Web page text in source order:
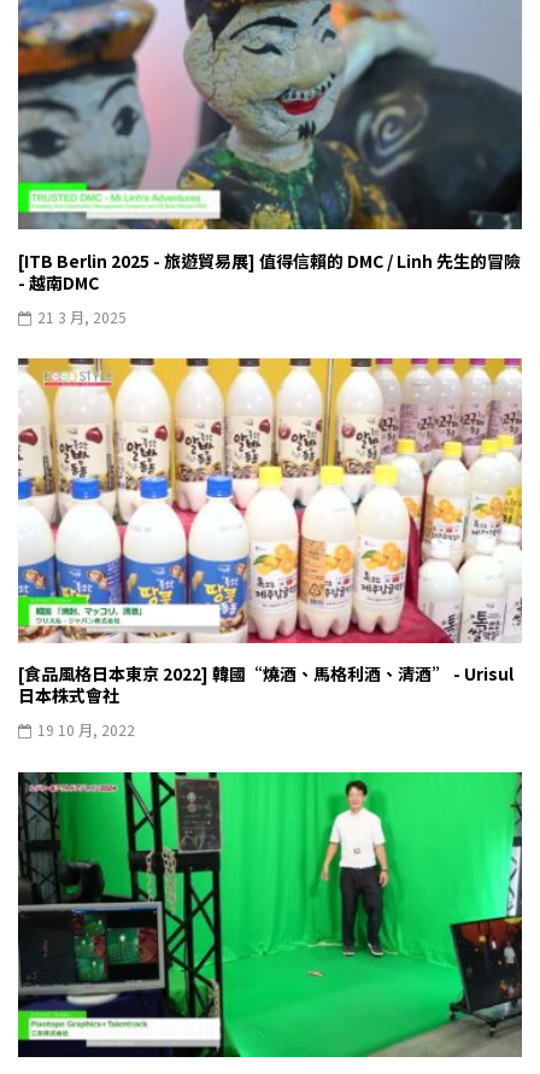
[ITB Berlin 2025 - 旅遊貿易展] 值得信賴的 DMC / Linh 先生的冒險
- 越南DMC
21 3 月, 2025
[食品風格日本東京 2022] 韓國“燒酒、馬格利酒、清酒” - Urisul
日本株式會社
19 10 月, 2022